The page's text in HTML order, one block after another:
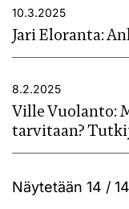
10.3.2025
Jari Eloranta:
8.2.2025
Ville Vuolanto:
tarvitaan?
Näytetään 14 / 14